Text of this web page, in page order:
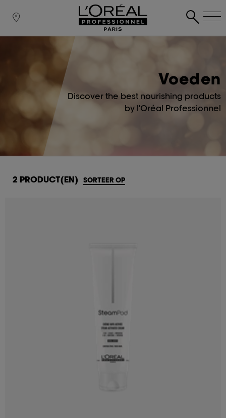
Voeden
Discover the best nourishing products
by l'Oréal Professionnel
2 PRODUCT(EN) SORTEER OP